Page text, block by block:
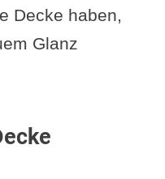
Decke haben,
Glanz